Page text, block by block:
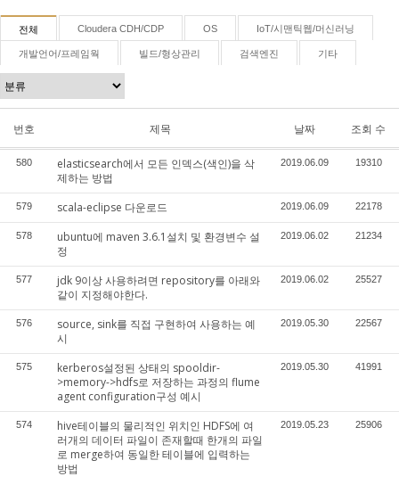
전체 Cloudera CDH/CDP OS IoT/시맨틱웹/머신러닝
개발언어/프레임웍 빌드/형상관리 검색엔진 기타
번호 제목 날짜 조회 수
580
elasticsearch에서 모든 인덱스(색인)을 삭
제하는 방법
2019.06.09 19310
579 scala-eclipse 다운로드 2019.06.09 22178
578
ubuntu에 maven 3.6.1설치 및 환경변수 설
정
2019.06.02 21234
577
jdk 9이상 사용하려면 repository를 아래와
같이 지정해야한다.
2019.06.02 25527
576
source, sink를 직접 구현하여 사용하는 예
시
2019.05.30 22567
575
kerberos설정된 상태의 spooldir-
>memory->hdfs로 저장하는 과정의 flume
agent configuration구성 예시
2019.05.30 41991
574
hive테이블의 물리적인 위치인 HDFS에 여
러개의 데이터 파일이 존재할때 한개의 파일
로 merge하여 동일한 테이블에 입력하는
방법
2019.05.23 25906